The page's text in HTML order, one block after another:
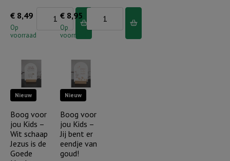
€ 8,49
Op
voorraad
Wenskaarthouder
kleurt
morgen
aantal
€ 8,95
Op
voorraad
voor
jou
Jij
wonderlijk
gemaakt!
aantal
Nieuw
Boog voor
jou Kids –
Wit schaap
Jezus is de
Goede
Nieuw
Boog voor
jou Kids –
Jij bent er
eendje van
goud!